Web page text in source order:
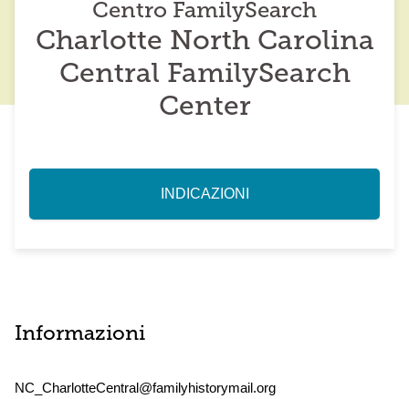
Centro FamilySearch
Charlotte North Carolina
Central FamilySearch
Center
INDICAZIONI
Informazioni
NC_CharlotteCentral@familyhistorymail.org